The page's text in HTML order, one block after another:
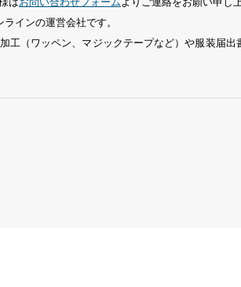
インの運営会社です。
工（ワッペン、マジックテープなど）や服装届